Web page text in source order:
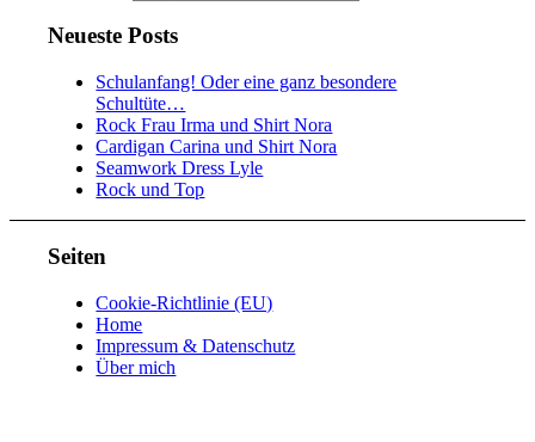
Neueste Posts
Schulanfang! Oder eine ganz besondere
Schultüte…
Rock Frau Irma und Shirt Nora
Cardigan Carina und Shirt Nora
Seamwork Dress Lyle
Rock und Top
Seiten
Cookie-Richtlinie (EU)
Home
Impressum & Datenschutz
Über mich